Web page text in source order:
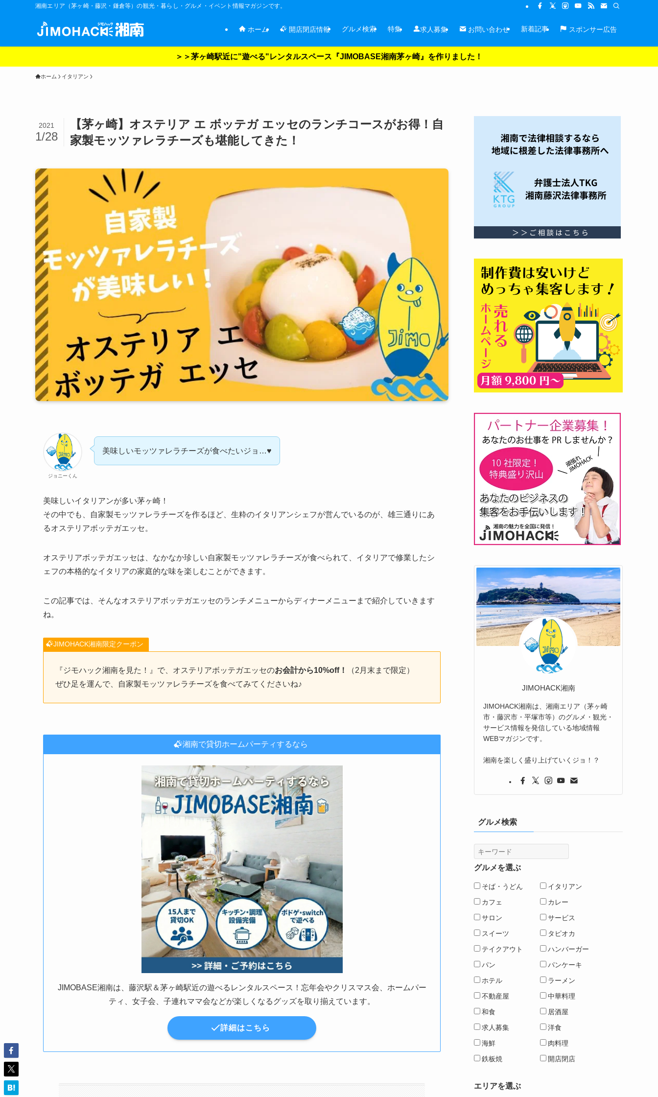
湘南エリア（茅ヶ崎・藤沢・鎌倉等）の観光・暮らし・グルメ・イベント情報マガジンです。
ホーム 開店閉店情報 グルメ検索 特集 求人募集 お問い合わせ 新着記事 スポンサー広告
＞＞茅ヶ崎駅近に"遊べる"レンタルスペース『JIMOBASE湘南茅ヶ崎』を作りました！
ホーム イタリアン
【茅ヶ崎】オステリア エ ボッテガ エッセのランチコースがお得！自
家製モッツァレラチーズも堪能してきた！
2021
1/28
ジョニーくん
美味しいモッツァレラチーズが食べたいジョ…♥
美味しいイタリアンが多い茅ヶ崎！
その中でも、自家製モッツァレラチーズを作るほど、生粋のイタリアンシェフが営んでいるのが、雄三通りにあ
るオステリアボッテガエッセ。
オステリアボッテガエッセは、なかなか珍しい自家製モッツァレラチーズが食べられて、イタリアで修業したシ
ェフの本格的なイタリアの家庭的な味を楽しむことができます。
この記事では、そんなオステリアボッテガエッセのランチメニューからディナーメニューまで紹介していきます
ね。
JIMOHACK湘南限定クーポン
『ジモハック湘南を見た！』で、オステリアボッテガエッセのお会計から10%off！
（2月末まで限定）
ぜひ足を運んで、自家製モッツァレラチーズを食べてみてくださいね♪
湘南で貸切ホームパーティするなら
JIMOBASE湘南は、藤沢駅＆茅ヶ崎駅近の遊べるレンタルスペース！忘年会やクリスマス会、ホームパー
ティ、女子会、子連れママ会などが楽しくなるグッズを取り揃えています。
詳細はこちら
JIMOHACK湘南
JIMOHACK湘南は、湘南エリア（茅ヶ崎
市・藤沢市・平塚市等）のグルメ・観光・
サービス情報を発信している地域情報
WEBマガジンです。
湘南を楽しく盛り上げていくジョ！？
グルメ検索
グルメを選ぶ
そば・うどん
イタリアン
カフェ
カレー
サロン
サービス
スイーツ
タピオカ
テイクアウト
ハンバーガー
パン
パンケーキ
ホテル
ラーメン
不動産屋
中華料理
和食
居酒屋
求人募集
洋食
海鮮
肉料理
鉄板焼
開店閉店
エリアを選ぶ